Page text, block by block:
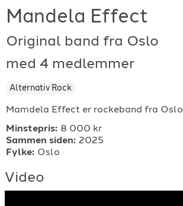
Registrer artist
Gigplanet
For musiker
Mandela Effect
Original band fra Oslo
med 4 medlemmer
Alternativ Rock
Mamdela Effect er rockeband fra Oslo
Minstepris: 8 000 kr
Sammen siden: 2025
Fylke: Oslo
Video